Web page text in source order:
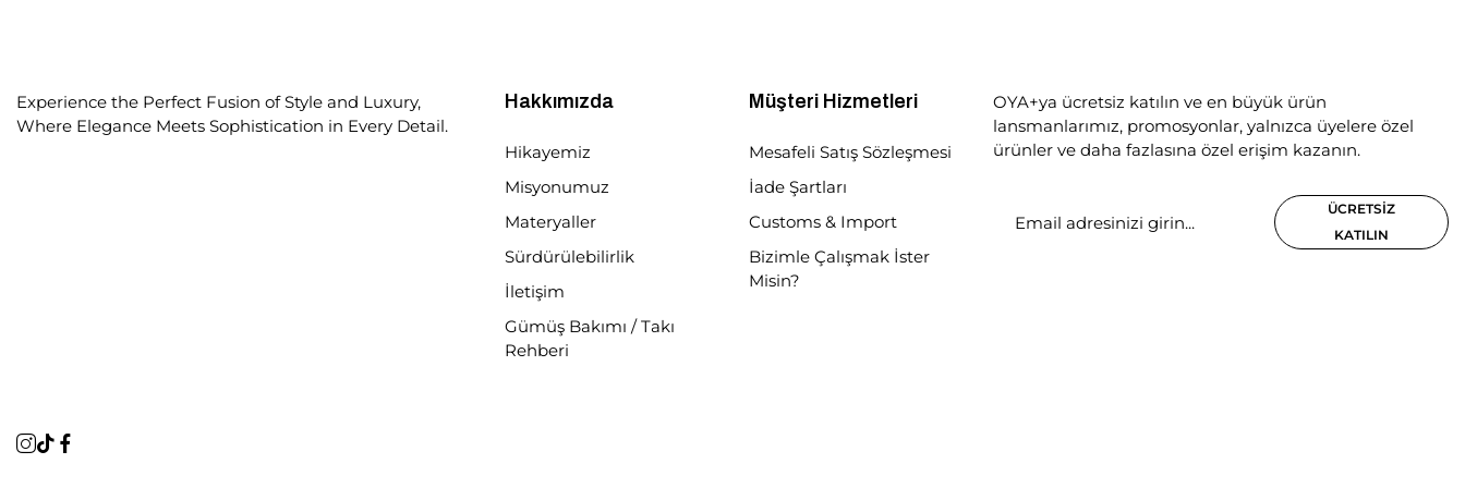
Experience the Perfect Fusion of Style and Luxury,
Where Elegance Meets Sophistication in Every Detail.
Hakkımızda
Hikayemiz
Misyonumuz
Materyaller
Sürdürülebilirlik
İletişim
Gümüş Bakımı / Takı
Rehberi
Müşteri Hizmetleri
Mesafeli Satış Sözleşmesi
İade Şartları
Customs & Import
Bizimle Çalışmak İster
Misin?
OYA+ya ücretsiz katılın ve en büyük ürün
lansmanlarımız, promosyonlar, yalnızca üyelere özel
ürünler ve daha fazlasına özel erişim kazanın.
ÜCRETSIZ
KATILIN